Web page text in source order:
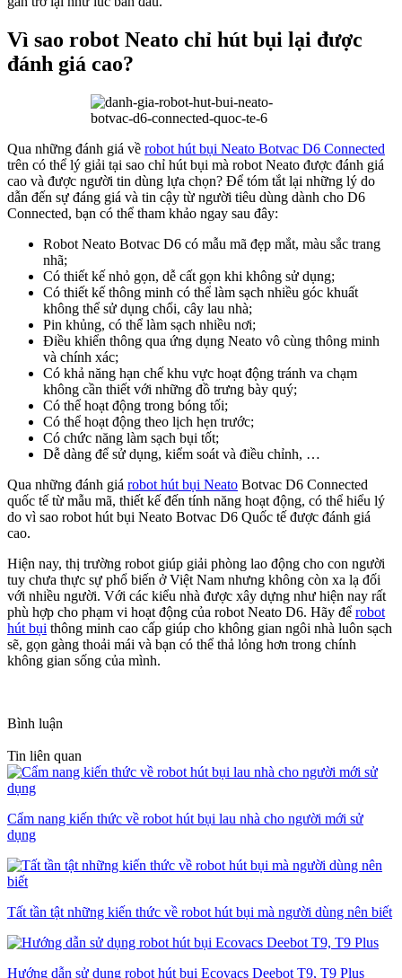
Vì sao robot Neato chỉ hút bụi lại được
đánh giá cao?
Qua những đánh giá về robot hút bụi Neato Botvac D6 Connected
trên có thể lý giải tại sao chỉ hút bụi mà robot Neato được đánh giá
cao và được người tin dùng lựa chọn? Để tóm tắt lại những lý do
dẫn đến sự đáng giá và tin cậy từ người tiêu dùng dành cho D6
Connected, bạn có thể tham khảo ngay sau đây:
Robot Neato Botvac D6 có mẫu mã đẹp mắt, màu sắc trang
nhã;
Có thiết kế nhỏ gọn, dễ cất gọn khi không sử dụng;
Có thiết kế thông minh có thể làm sạch nhiều góc khuất
không thể sử dụng chổi, cây lau nhà;
Pin khủng, có thể làm sạch nhiều nơi;
Điều khiển thông qua ứng dụng Neato vô cùng thông minh
và chính xác;
Có khả năng hạn chế khu vực hoạt động tránh va chạm
không cần thiết với những đồ trưng bày quý;
Có thể hoạt động trong bóng tối;
Có thể hoạt động theo lịch hẹn trước;
Có chức năng làm sạch bụi tốt;
Dễ dàng để sử dụng, kiểm soát và điều chỉnh, …
Qua những đánh giá robot hút bụi Neato Botvac D6 Connected
quốc tế từ mẫu mã, thiết kế đến tính năng hoạt động, có thể hiểu lý
do vì sao robot hút bụi Neato Botvac D6 Quốc tế được đánh giá
cao.
Hiện nay, thị trường robot giúp giải phòng lao động cho con người
tuy chưa thực sự phổ biến ở Việt Nam nhưng không còn xa lạ đối
với nhiều người. Với các kiểu nhà được xây dựng như hiện nay rất
phù hợp cho phạm vi hoạt động của robot Neato D6. Hãy để robot
hút bụi thông minh cao cấp giúp cho không gian ngôi nhà luôn sạch
sẽ, gọn gàng thoải mái và bạn có thể thả lỏng hơn trong chính
không gian sống của mình.
Bình luận
Tin liên quan
Cẩm nang kiến thức về robot hút bụi lau nhà cho người mới sử
dụng
Tất tần tật những kiến thức về robot hút bụi mà người dùng nên biết
Hướng dẫn sử dụng robot hút bụi Ecovacs Deebot T9, T9 Plus